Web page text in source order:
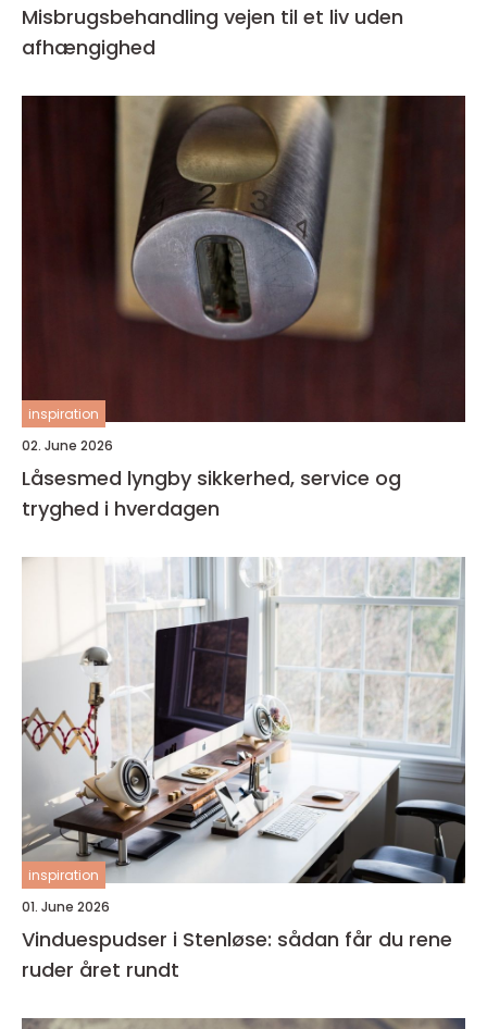
Misbrugsbehandling vejen til et liv uden
afhængighed
inspiration
02. June 2026
Låsesmed lyngby sikkerhed, service og
tryghed i hverdagen
inspiration
01. June 2026
Vinduespudser i Stenløse: sådan får du rene
ruder året rundt